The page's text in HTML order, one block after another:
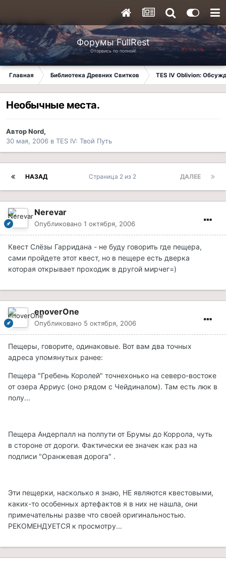
Форумы FullRest
Оторвись по полной!
Главная Библиотека Древних Свитков TES IV Oblivion:
Необычные места.
АвторNord,
30 мая, 2006 в TES IV: Твой Путь
НАЗАД ДАЛЕЕ
Страница 2 из 2
Nerevar
Опубликовано 1 октября, 2006
Квест Слёзы Гарридана - не буду говорить где пещера,
сами пройдете этот квест, но в пещере есть дверка
которая открывает проходик в другой мирчег=)
enoverOne
Опубликовано 5 октября, 2006
Пещеры, говорите, одинаковые. Вот вам два точных
адреса упомянутых ранее:
Пещера "Гребень Королей" точнехонько на северо-востоке
от озера Арриус (оно рядом с Чейдиналом). Там есть люк в
полу...
Пещера Андерпалл на полпути от Брумы до Коррола, чуть
в стороне от дороги. Фактически ее значек как раз на
подписи "Оранжевая дорога" .
Эти пещерки, насколько я знаю, НЕ являются квестовыми,
каких-то особенных артефактов я в них не нашла, они
примечательны разве что своей оригинальностью.
РЕКОМЕНДУЕТСЯ к просмотру...